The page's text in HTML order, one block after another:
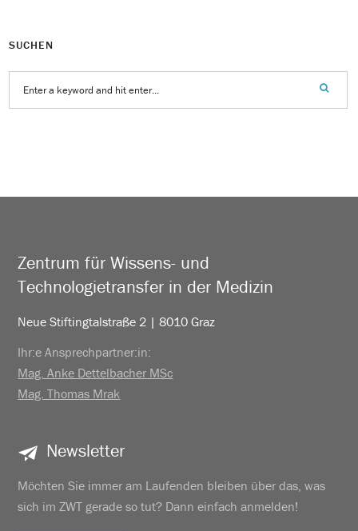
SUCHEN
Zentrum für Wissens- und
Technologietransfer in der Medizin
Neue Stiftingtalstraße 2 | 8010 Graz
Ihr:e Ansprechpartner:in:
Mag. Anke Dettelbacher MSc
Mag. Thomas Mrak
Newsletter
Möchten Sie immer am Laufenden bleiben über das, was
sich im ZWT gerade so tut? Dann einfach anmelden!